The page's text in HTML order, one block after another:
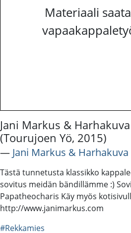
Materiaali
Jani Markus &
(Tourujoen Yö, 2015)
― Jani Markus & Harhakuva
Tästä tunnetusta klassikko
sovitus meidän bändillämme :)
Papatheocharis Käy myös
http://www.janimarkus.com
#Rekkamies